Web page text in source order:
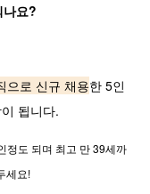
나요?
으로 신규 채용한 5인
됩니다.
정도 되며 최고 만 39세까
세요!